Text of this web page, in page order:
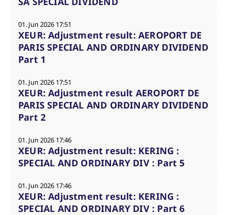
01. Jun 2026 17:51
XEUR: Adjustment result: AEROPORT DE
PARIS SPECIAL AND ORDINARY DIVIDEND
Part 1
01. Jun 2026 17:51
XEUR: Adjustment result AEROPORT DE
PARIS SPECIAL AND ORDINARY DIVIDEND
Part 2
01. Jun 2026 17:46
XEUR: Adjustment result: KERING :
SPECIAL AND ORDINARY DIV : Part 5
01. Jun 2026 17:46
XEUR: Adjustment result: KERING :
SPECIAL AND ORDINARY DIV : Part 6